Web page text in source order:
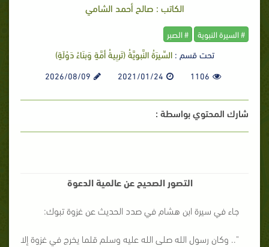
الكاتب : صالح أحمد الشامي
# السيرة النبوية # الصبر
تحت قسم :السِّيرَةُ النَّبويَّةُ (تَربِيةُ أمَّةٍ وَبنَاءُ دَوْلَةٍ)
1106
2021/01/24
2026/08/09
شارك المحتوي بواسطة :
التصور الصحيح عن عالمية الدعوة
جاء في سيرة ابن هشام في صدد الحديث عن غزوة تبوك:
".. وكان رسول الله صلى الله عليه وسلم قلما يخرج في غزوة إلا